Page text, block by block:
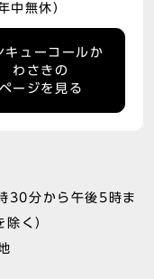
中無休）
キューコールか
わさきの
ページを見る
30分から午後5時ま
く）